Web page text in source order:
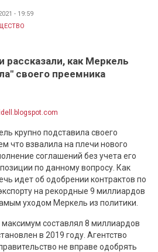
- 19:59
рассказали, как Меркель
своего преемника
крупно подставила своего
что взвалила на плечи нового
соглашений без учета его
по данному вопросу. Как
идет об одобрении контрактов по
на рекордные 9 миллиардов
уходом Меркель из политики.
составлял 8 миллиардов
в 2019 году. Агентство
не вправе одобрять